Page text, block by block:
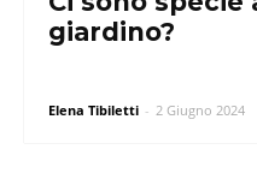
giardino?
Elena Tibiletti - 2 Giugno 2024